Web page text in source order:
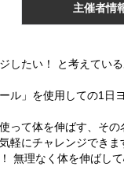
主催者情
したい！ と考えてい
ル」を使用しての1日
って体を伸ばす、そ
軽にチャレンジできま
無理なく体を伸ばし